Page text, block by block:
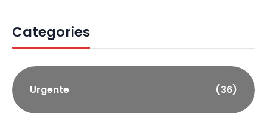
Categories
Urgente (36)